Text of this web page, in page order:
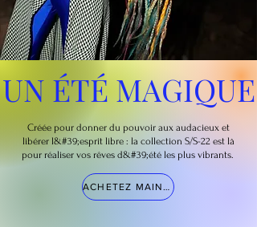
UN ÉTÉ MAGIQUE
Créée pour donner du pouvoir aux audacieux et
libérer l&#39;esprit libre : la collection S/S-22 est là
pour réaliser vos rêves d&#39;été les plus vibrants.
ACHETEZ MAINTENANT